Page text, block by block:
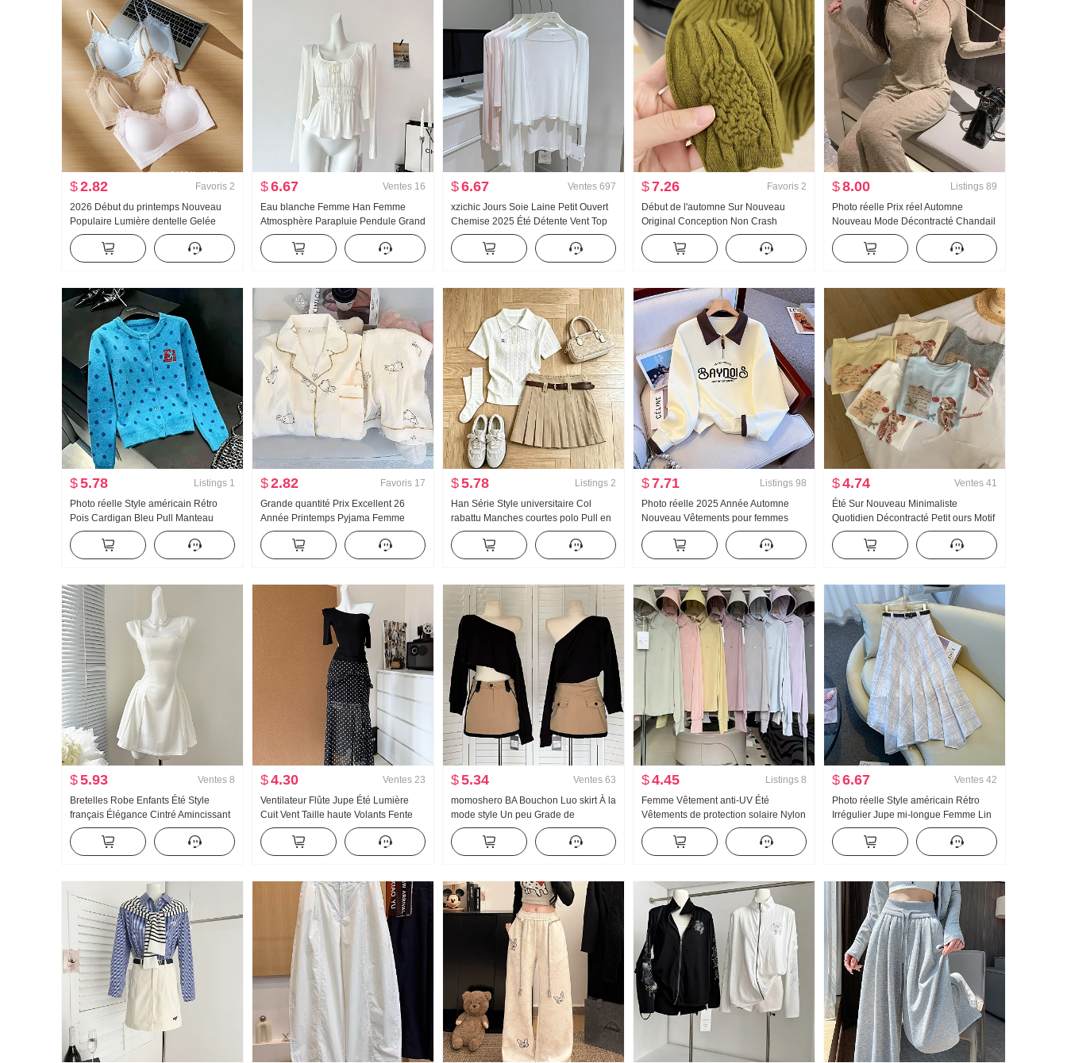
$2.82 Favoris 2
2026 Début du printemps Nouveau
Populaire Lumière dentelle Gelée
Colle Bande Corset À l'intérieur
Ceinture Poitrine Pad Amincissant
Gilet pour les femmes
$6.67 Ventes 16
Eau blanche Femme Han Femme
Atmosphère Parapluie Pendule Grand
u Collier Bretelles Deux Porter
Conception Sens Cardigan Femme
Été Amincissant Bretelles Top
$6.67 Ventes 697
xzichic Jours Soie Laine Petit Ouvert
Chemise 2025 Été Détente Vent Top
Nouveau Tricoté Automne Épaule Fin
Manteau pour les femmes
$7.26 Favoris 2
Début de l'automne Sur Nouveau
Original Conception Non Crash
Chemise Industrie lourde Jacquard
Tricoté Top Femme Automne Nouveau
Amincissant
$8.00 Listings 89
Photo réelle Prix réel Automne
Nouveau Mode Décontracté Chandail
à capuchon Wei Pantalon Amincissant
Ensemble Costume de sport Femme
Tendance
$5.78 Listings 1
Photo réelle Style américain Rétro
Pois Cardigan Bleu Pull Manteau
pour les femmes Automne Nouveau
Détente Vent Pull en tricot Top ins
$2.82 Favoris 17
Grande quantité Prix Excellent 26
Année Printemps Pyjama Femme
Nouveau Nuages Coton Manches
longues Petit Col rabattu Homewear
Ensemble Streaming en direct Élevé
$5.78 Listings 2
Han Série Style universitaire Col
rabattu Manches courtes polo Pull en
tricot Ensemble Femme 2026 Été
Nouveau Géant Nice Plissé Jupe
$7.71 Listings 98
Photo réelle 2025 Année Automne
Nouveau Vêtements pour femmes
Sweat-shirt Réduction de l'âge Moitié
Fermeture éclair Mode Col polo
Décontracté Polyvalent Amincissant
$4.74 Ventes 41
Été Sur Nouveau Minimaliste
Quotidien Décontracté Petit ours Motif
Nœud papillon Ample Niche Manches
courtes T-shirt Style coréen Tricoté
Top
$5.93 Ventes 8
Bretelles Robe Enfants Été Style
français Élégance Cintré Amincissant
Robe débardeur Mini-jupe
$4.30 Ventes 23
Ventilateur Flûte Jupe Été Lumière
Cuit Vent Taille haute Volants Fente
Noir Pois Jupe mi-longue Jours Soie
Oblique Épaule Vêtements
$5.34 Ventes 63
momoshero BA Bouchon Luo skirt À la
mode style Un peu Grade de
Vêtement de travail Bicolore Jupe
courte
$4.45 Listings 8
Femme Vêtement anti-UV Été
Vêtements de protection solaire Nylon
Version légère Glace Soie Respirant
Manteau Ample Grande taille Sweat à
capuche
$6.67 Ventes 42
Photo réelle Style américain Rétro
Irrégulier Jupe mi-longue Femme Lin
Robe mi-longue À carreaux Jupe
trapèze Irrégulier Queue de poisson
Pendule Jupe